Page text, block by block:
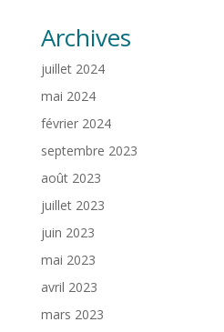
Archives
juillet 2024
mai 2024
février 2024
septembre 2023
août 2023
juillet 2023
juin 2023
mai 2023
avril 2023
mars 2023